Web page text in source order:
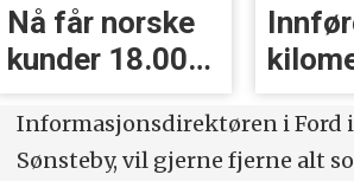
Nå får norske
kunder 18.000
kr i erstatning
elbiler
Informasjonsdirektøren i Ford
Sønsteby, vil gjerne fjerne alt